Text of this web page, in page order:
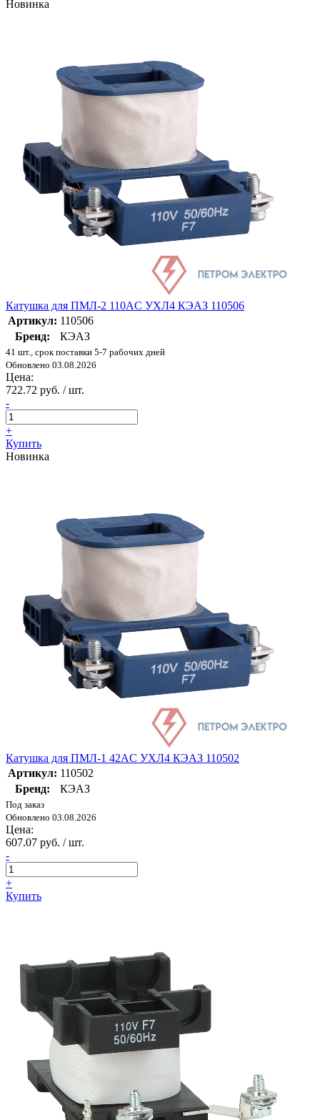
Новинка
Катушка для ПМЛ-2 110AC УХЛ4 КЭАЗ 110506
Артикул: 110506
Бренд:
КЭАЗ
41 шт., срок поставки 5-7 рабочих дней
Обновлено 03.08.2026
Цена:
722.72 руб. / шт.
-
+
Купить
Новинка
Катушка для ПМЛ-1 42AC УХЛ4 КЭАЗ 110502
Артикул: 110502
Бренд:
КЭАЗ
Под заказ
Обновлено 03.08.2026
Цена:
607.07 руб. / шт.
-
+
Купить